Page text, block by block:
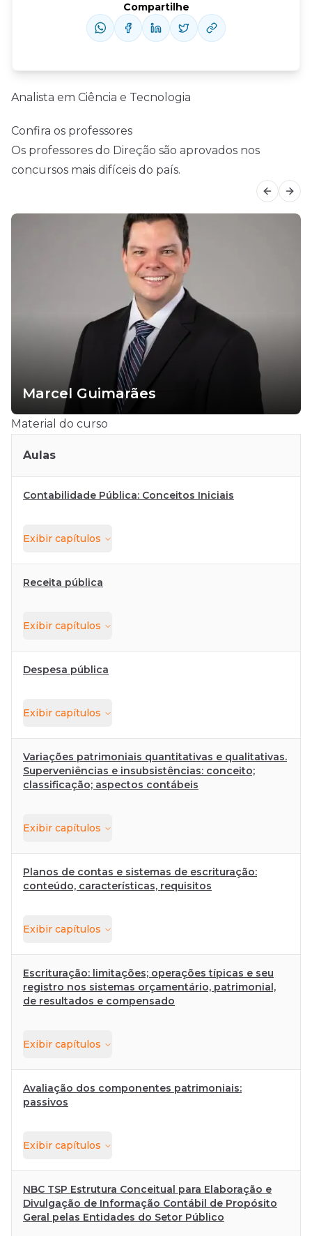
Analista em Ciência e Tecnologia
Confira os professores
Os professores do Direção são aprovados nos
concursos mais difíceis do país.
Marcel Guimarães
Material do curso
Aulas
Contabilidade Pública: Conceitos Iniciais
Exibir capítulos
Receita pública
Exibir capítulos
Despesa pública
Exibir capítulos
Variações patrimoniais quantitativas e qualitativas.
Superveniências e insubsistências: conceito;
classificação; aspectos contábeis
Exibir capítulos
Planos de contas e sistemas de escrituração:
conteúdo, características, requisitos
Exibir capítulos
Escrituração: limitações; operações típicas e seu
registro nos sistemas orçamentário, patrimonial,
de resultados e compensado
Exibir capítulos
Avaliação dos componentes patrimoniais:
passivos
Exibir capítulos
NBC TSP Estrutura Conceitual para Elaboração e
Divulgação de Informação Contábil de Propósito
Geral pelas Entidades do Setor Público
Compartilhe